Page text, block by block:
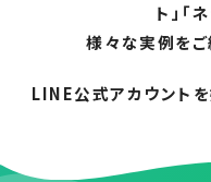
ト」「
様々な実例をご
LINE公式アカウント